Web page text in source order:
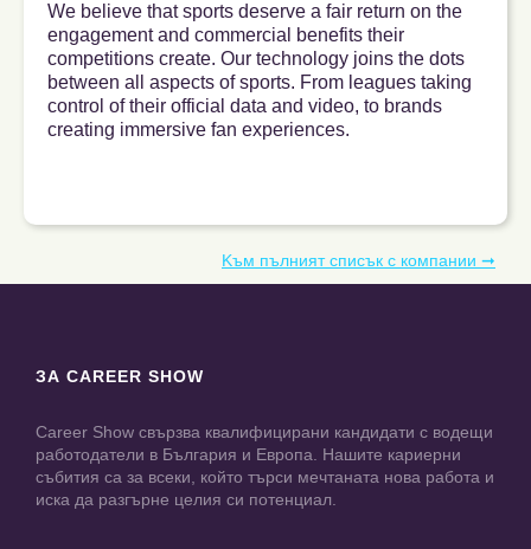
We believe that sports deserve a fair return on the
engagement and commercial benefits their
competitions create. Our technology joins the dots
between all aspects of sports. From leagues taking
control of their official data and video, to brands
creating immersive fan experiences.
Kъм пълният списък с компании ➞
ЗА CAREER SHOW
Career Show свързва квалифицирани кандидати с водещи
работодатели в България и Европа. Нашите кариерни
събития са за всеки, който търси мечтаната нова работа и
иска да разгърне целия си потенциал.